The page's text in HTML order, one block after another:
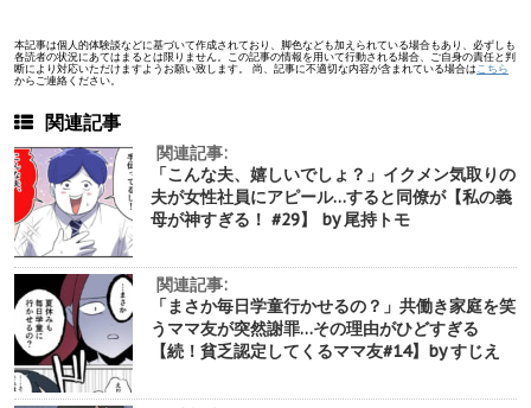
本記事は個人的体験談などに基づいて作成されており、脚色なども加えられている場合もあり、必ずしも
各読者の状況にあてはまるとは限りません。この記事の情報を用いて行動される場合、ご自身の責任と判
断により対応いただけますようお願い致します。 尚、記事に不適切な内容が含まれている場合は こちら
からご連絡ください。
関連記事
関連記事:
「こんな夫、嬉しいでしょ？」イクメン気取りの
夫が女性社員にアピール…すると同僚が【私の義
母が神すぎる！ #29】 by 尾持トモ
関連記事:
「まさか毎日学童行かせるの？」共働き家庭を笑
うママ友が突然謝罪…その理由がひどすぎる
【続！貧乏認定してくるママ友#14】by すじえ